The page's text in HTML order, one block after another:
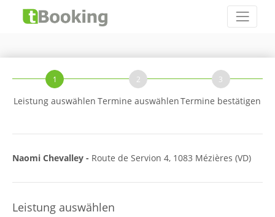
1
Leistung auswählen
2
Termine auswählen
3
Termine bestätigen
Naomi Chevalley - Route de Servion 4, 1083 Mézières (VD)
Leistung auswählen